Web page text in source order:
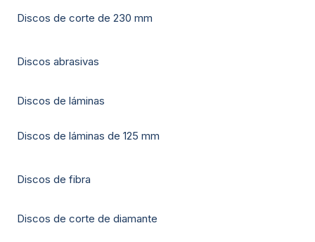
Discos de corte de 230 mm
Discos abrasivas
Discos de láminas
Discos de láminas de 125 mm
Discos de fibra
Discos de corte de diamante